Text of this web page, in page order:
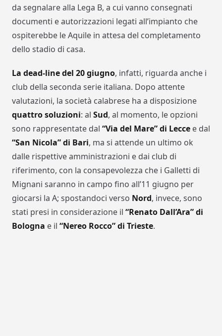
da segnalare alla Lega B, a cui vanno consegnati
documenti e autorizzazioni legati all’impianto che
ospiterebbe le Aquile in attesa del completamento
dello stadio di casa.
La dead-line del 20 giugno, infatti, riguarda anche i
club della seconda serie italiana. Dopo attente
valutazioni, la società calabrese ha a disposizione
quattro soluzioni: al Sud, al momento, le opzioni
sono rappresentate dal “Via del Mare” di Lecce e dal
“San Nicola” di Bari, ma si attende un ultimo ok
dalle rispettive amministrazioni e dai club di
riferimento, con la consapevolezza che i Galletti di
Mignani saranno in campo fino all’11 giugno per
giocarsi la A; spostandoci verso Nord, invece, sono
stati presi in considerazione il “Renato Dall’Ara” di
Bologna e il “Nereo Rocco” di Trieste.